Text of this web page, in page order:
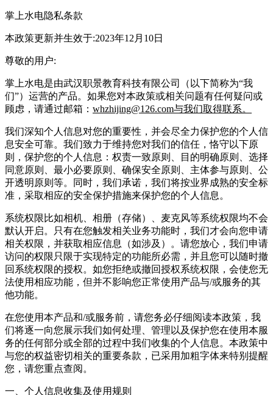
掌上水电隐私条款
本政策更新并生效于:2023年12月10日
尊敬的用户:
掌上水电是由武汉职景教育科技有限公司（以下简称为“我
们”）运营的产品。如果您对本政策或相关问题有任何疑问或
顾虑，请通过邮箱： whzhijing@126.com与我们取得联系。
我们深知个人信息对您的重要性，并会尽全力保护您的个人信
息安全可靠。我们致力于维持您对我们的信任，恪守以下原
则，保护您的个人信息：权责一致原则、目的明确原则、选择
同意原则、最小必要原则、确保安全原则、主体参与原则、公
开透明原则等。同时，我们承诺，我们将按业界成熟的安全标
准，采取相应的安全保护措施来保护您的个人信息。
系统权限比如相机、相册（存储）、麦克风等系统权限均不会
默认开启。只有在您触发相关业务功能时，我们才会向您申请
相关权限，并获取相应信息（如涉及）。请您放心，我们申请
访问的权限只限于实现特定的功能所必需，并且您可以随时撤
回系统权限的授权。如您拒绝或撤回授权系统权限，会使您无
法使用相应功能，但并不影响您正常使用产品与/或服务的其
他功能。
在您使用本产品和/或服务前，请您务必仔细阅读本政策，我
们将逐一向您展示我们如何处理、管理以及保护您在使用本服
务的任何部分或全部的过程中我们收集的个人信息。本政策中
与您的权益密切相关的重要条款，已采用加粗字体来特别提醒
您，请您重点查阅。
一、个人信息收集及使用规则